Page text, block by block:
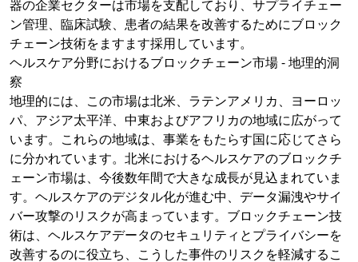
器の企業セクターは市場を支配しており、サプライチェー
ン管理、臨床試験、患者の結果を改善するためにブロック
チェーン技術をますます採用しています。
ヘルスケア分野におけるブロックチェーン市場 - 地理的洞
察
地理的には、この市場は北米、ラテンアメリカ、ヨーロッ
パ、アジア太平洋、中東およびアフリカの地域に広がって
います。これらの地域は、事業をもたらす国に応じてさら
に分かれています。北米におけるヘルスケアのブロックチ
ェーン市場は、今後数年間で大きな成長が見込まれていま
す。ヘルスケアのデジタル化が進む中、データ漏洩やサイ
バー攻撃のリスクが高まっています。ブロックチェーン技
術は、ヘルスケアデータのセキュリティとプライバシーを
改善するのに役立ち、こうした事件のリスクを軽減するこ